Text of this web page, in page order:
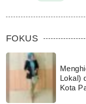
FOKUS
Lokal)
Kota